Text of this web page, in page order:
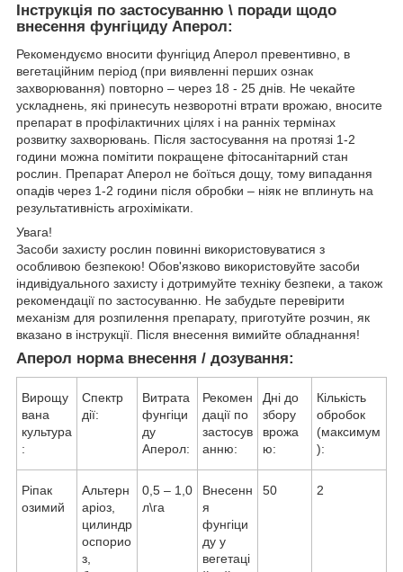
Інструкція по застосуванню \ поради щодо
внесення фунгіциду Аперол:
Рекомендуємо вносити фунгіцид Аперол превентивно, в
вегетаційним період (при виявленні перших ознак
захворювання) повторно – через 18 - 25 днів. Не чекайте
ускладнень, які принесуть незворотні втрати врожаю, вносите
препарат в профілактичних цілях і на ранніх термінах
розвитку захворювань. Після застосування на протязі 1-2
години можна помітити покращене фітосанітарний стан
рослин. Препарат Аперол не боїться дощу, тому випадання
опадів через 1-2 години після обробки – ніяк не вплинуть на
результативність агрохімікати.
Увага!
Засоби захисту рослин повинні використовуватися з
особливою безпекою! Обов'язково використовуйте засоби
індивідуального захисту і дотримуйте техніку безпеки, а також
рекомендації по застосуванню. Не забудьте перевірити
механізм для розпилення препарату, приготуйте розчин, як
вказано в інструкції. Після внесення вимийте обладнання!
Аперол норма внесення / дозування:
Вирощу
вана
культура
:
Спектр
дії:
Витрата
фунгіци
ду
Аперол:
Рекомен
дації по
застосув
анню:
Дні до
збору
врожа
ю:
Кількість
обробок
(максимум
):
Ріпак
озимий
Альтерн
аріоз,
цилиндр
оспорио
з,
0,5 – 1,0
л\га
Внесенн
я
фунгіци
ду у
вегетаці
50 2